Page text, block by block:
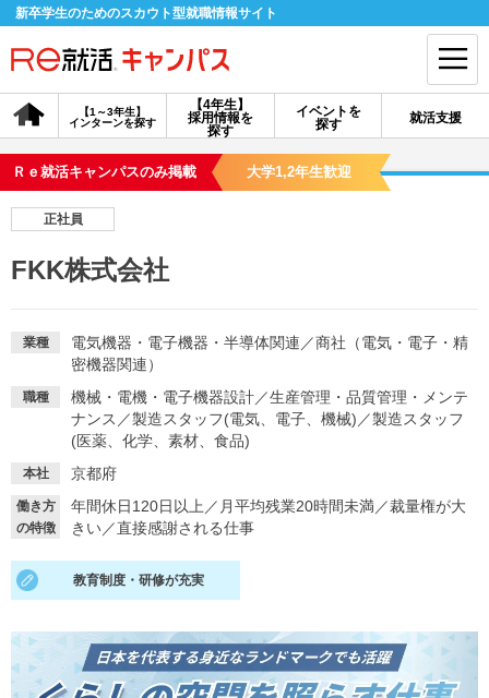
新卒学生のためのスカウト型就職情報サイト
【4年生】
採用情報を
探す
【1～3年生】
インターンを探す
イベントを
探す
就活支援
会員登録 ログイン
会員ID・パスワードを忘れた方はこちら
探す
イベントを探す スカウト お知らせ
就活ノウハウ・サポート
就活支援
就活ノウハウが満載！
あなたに合う仕事を診断！ 動画で対策講座をチェック
就活ニュースペーパー よくある質問
Ｒｅ就活キャンパスのみ掲載 大学1,2年生歓迎
正社員
FKK株式会社
業種 電気機器・電子機器・半導体関連 ／商社（電気・電子・精
密機器関連）
職種 機械・電機・電子機器設計／生産管理・品質管理・メンテ
ナンス ／製造スタッフ(電気、電子、機械) ／製造スタッフ
(医薬、化学、素材、食品)
本社 京都府
働き方
の特徴
年間休日120日以上 ／ 月平均残業20時間未満／裁量権が大
きい／直接感謝される仕事
教育制度・研修が充実